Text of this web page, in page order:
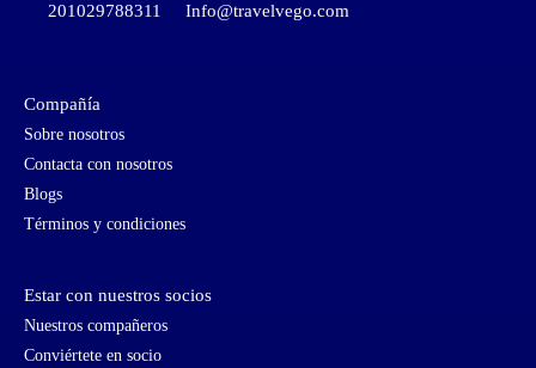
201029788311
Info@travelvego.com
Compañía
Sobre nosotros
Contacta con nosotros
Blogs
Términos y condiciones
Estar con nuestros socios
Nuestros compañeros
Conviértete en socio